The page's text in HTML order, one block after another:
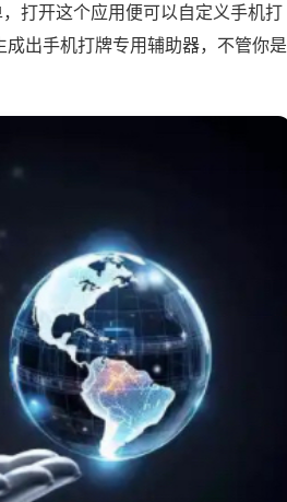
打开这个应用便可以自定义手机打
出手机打牌专用辅助器，不管你是